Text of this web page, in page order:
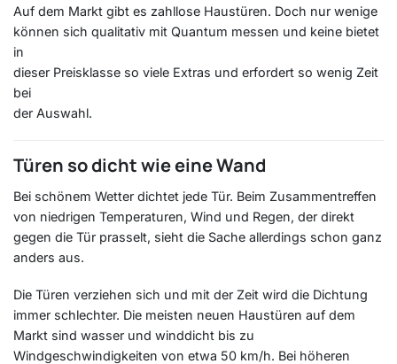
Auf dem Markt gibt es zahllose Haustüren. Doch nur wenige
können sich qualitativ mit Quantum messen und keine bietet
in
dieser Preisklasse so viele Extras und erfordert so wenig Zeit
bei
der Auswahl.
Türen so dicht wie eine Wand
Bei schönem Wetter dichtet jede Tür. Beim Zusammentreffen
von niedrigen Temperaturen, Wind und Regen, der direkt
gegen die Tür prasselt, sieht die Sache allerdings schon ganz
anders aus.
Die Türen verziehen sich und mit der Zeit wird die Dichtung
immer schlechter. Die meisten neuen Haustüren auf dem
Markt sind wasser und winddicht bis zu
Windgeschwindigkeiten von etwa 50 km/h. Bei höheren